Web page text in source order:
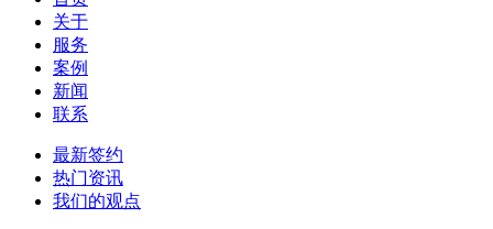
关于
服务
案例
新闻
联系
最新签约
热门资讯
我们的观点